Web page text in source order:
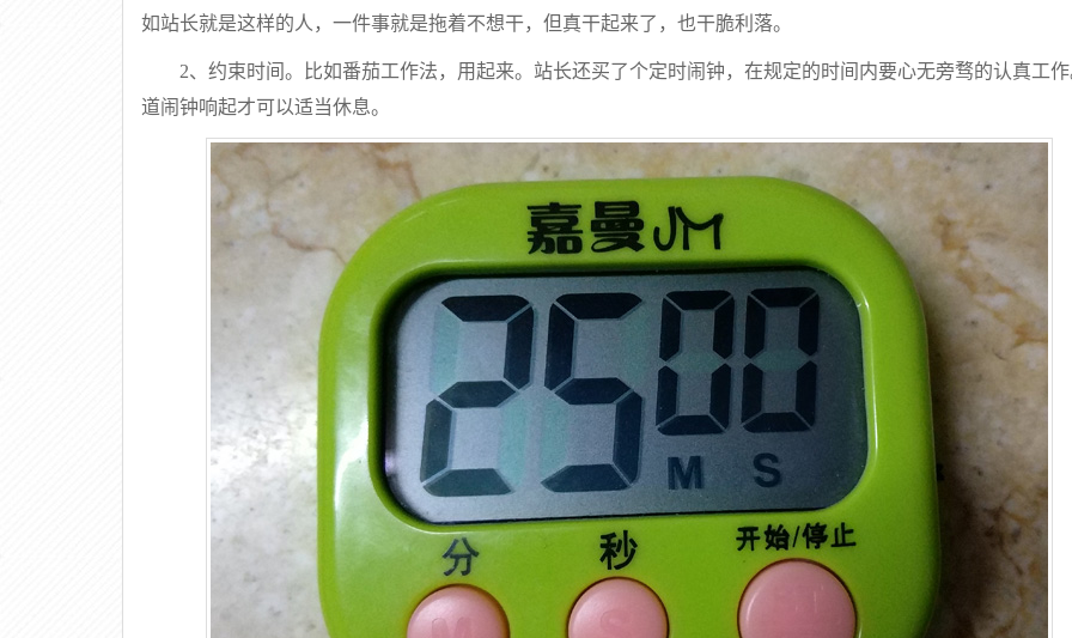
如站长就是这样的人，一件事就是拖着不想干，但真干起来了，也干脆利落。
2、约束时间。比如番茄工作法，用起来。站长还买了个定时闹钟，在规定的时间内要心无旁骛的认真工
道闹钟响起才可以适当休息。